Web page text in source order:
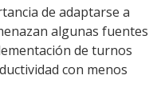
de adaptarse a
algunas fuentes
de turnos
con menos